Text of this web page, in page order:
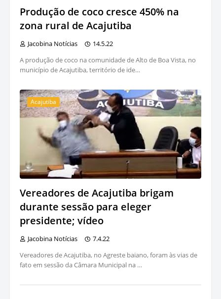
Produção de coco cresce 450% na
zona rural de Acajutiba
Jacobina Notícias
14.5.22
A produção de coco na comunidade de Alto de Boa Vista, no
município de Acajutiba, território de ide…
Acajutiba
Vereadores de Acajutiba brigam
durante sessão para eleger
presidente; vídeo
Jacobina Notícias
7.4.22
Vereadores de Acajutiba, no Agreste baiano, foram às vias de
fato em sessão da Câmara Municipal na …